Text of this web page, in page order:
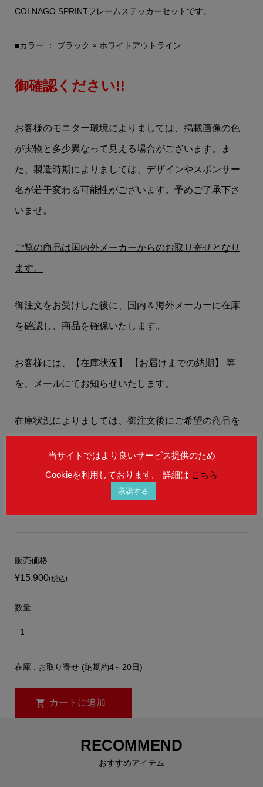
COLNAGO SPRINTフレームステッカーセットです。
■カラー ： ブラック × ホワイトアウトライン
御確認ください!!
お客様のモニター環境によりましては、掲載画像の色
が実物と多少異なって見える場合がございます。ま
た、製造時期によりましては、デザインやスポンサー
名が若干変わる可能性がございます。予めご了承下さ
いませ。
ご覧の商品は国内外メーカーからのお取り寄せとなり
ます。
御注文をお受けした後に、国内＆海外メーカーに在庫
を確認し、商品を確保いたします。
お客様には、 【在庫状況】 【お届けまでの納期】 等
を、メールにてお知らせいたします。
在庫状況によりましては、御注文後にご希望の商品を
予めご理解を賜りますよう、何卒お願い申し上げま
販売価格
¥15,900(税込)
数量
在庫 : お取り寄せ (納期約4～20日)
RECOMMEND
おすすめアイテム
当サイトではより良いサービス提供のため
Cookieを利用しております。 詳細は こちら
承諾する